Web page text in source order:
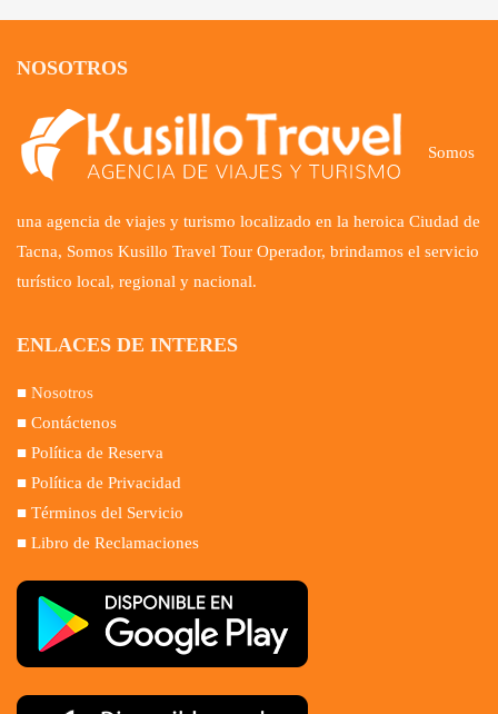
NOSOTROS
Somos
una agencia de viajes y turismo localizado en la heroica Ciudad de
Tacna, Somos Kusillo Travel Tour Operador, brindamos el servicio
turístico local, regional y nacional.
ENLACES DE INTERES
■ Nosotros
■ Contáctenos
■ Política de Reserva
■ Política de Privacidad
■ Términos del Servicio
■ Libro de Reclamaciones